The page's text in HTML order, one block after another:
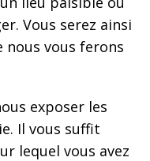
Vous serez ainsi
nous vous ferons
exposer les
Il vous suffit
lequel vous avez